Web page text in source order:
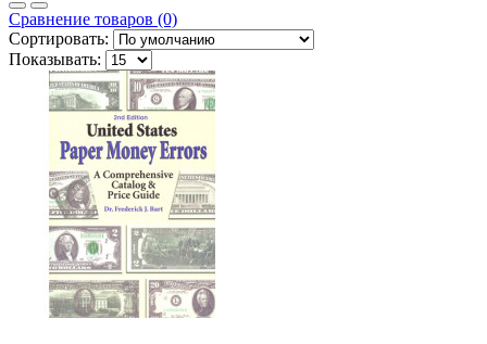
Сравнение товаров (0)
Сортировать:
Показывать: